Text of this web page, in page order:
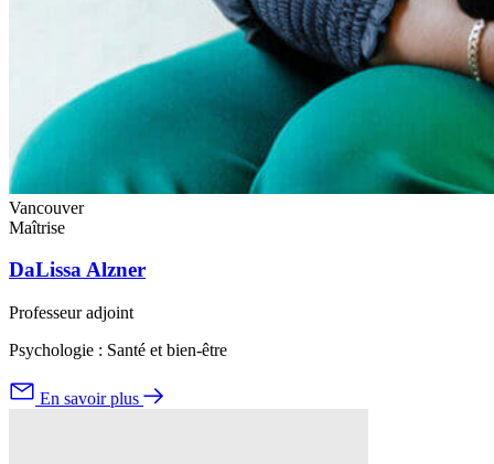
Vancouver
Maîtrise
DaLissa Alzner
Professeur adjoint
Psychologie : Santé et bien-être
En savoir plus